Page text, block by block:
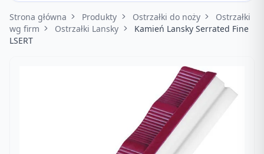
Strona główna Produkty Ostrzałki do noży
Ostrzałki
wg firm
Ostrzałki Lansky
Kamień Lansky Serrated Fine
LSERT